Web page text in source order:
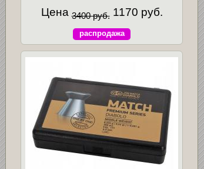
Цена 3400 руб. 1170 руб.
распродажа